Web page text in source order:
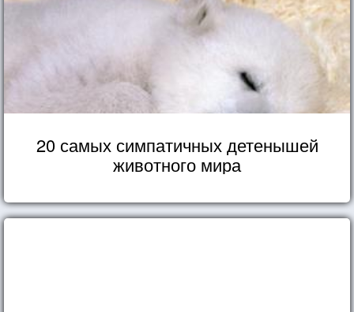
20 самых симпатичных детенышей
животного мира